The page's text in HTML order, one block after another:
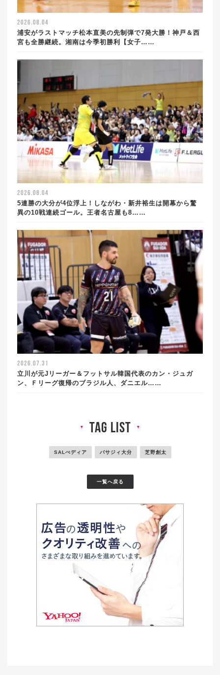
2026.08.04
浦安がラストマッチ松本直美の先制弾で7発大勝！神戸＆西
宮も全勝継続。湘南は今季初勝利【女子……
2026.08.04
5連勝の大分が4位浮上！しながわ・新井裕生は開幕から驚
異の10戦連続ゴール。王者名古屋も8……
2026.07.31
立川が元Jリーガー＆フットサル韓国代表のカン・ジュガ
ン、Ｆリーグ復帰のブラジル人、ダニエル……
▼ tag list ▼
SALぺディア バサジィ大分 芝野創太
一覧へ戻る